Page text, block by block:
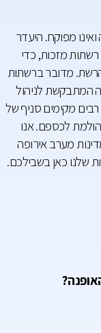
מפוקח. היעדר
מזכות, כדי
מדובר ברשתות
המתבקשת לניהול
רבים מקימים סניף של
לכספם. אנו
מערב אירופה
שלנו כאן בשבילכם.